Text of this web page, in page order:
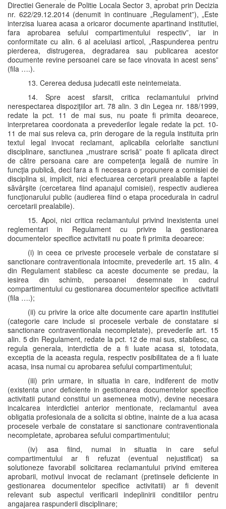
Directiei Generale de Politie Locala Sector 3, aprobat prin Decizia
nr. 622/29.12.2014 (denumit in continuare „Regulament”), „Este
interzisa luarea acasa a oricaror documente apartinand institutiei,
fara aprobarea sefului compartimentului respectiv”, iar in
conformitate cu alin. 6 al aceluiasi articol, „Raspunderea pentru
pierderea, distrugerea, degradarea sau publicarea acestor
documente revine persoanei care se face vinovata in acest sens”
(fila ….).
13. Cererea dedusa judecatii este neintemeiata.
14. Spre acest sfarsit, critica reclamantului privind
nerespectarea dispoziţiilor art. 78 alin. 3 din Legea nr. 188/1999,
redate la pct. 11 de mai sus, nu poate fi primita deoarece,
interpretarea coordonata a prevederilor legale redate la pct. 10-
11 de mai sus releva ca, prin derogare de la regula instituita prin
textul legal invocat reclamant, aplicabila celorlalte sanctiuni
disciplinare, sanctiunea „mustrare scrisă” poate fi aplicata direct
de către persoana care are competenţa legală de numire în
funcţia publică, deci fara a fi necesara o propunere a comisiei de
disciplina si, implicit, nici efectuarea cercetarii prealabile a faptei
săvârşite (cercetarea fiind apanajul comisiei), respectiv audierea
funcţionarului public (audierea fiind o etapa procedurala in cadrul
cercetarii prealabile).
15. Apoi, nici critica reclamantului privind inexistenta unei
reglementari in Regulament cu privire la gestionarea
documentelor specifice activitatii nu poate fi primita deoarece:
(i) in ceea ce priveste procesele verbale de constatare si
sanctionare contraventionala intocmite, prevederile art. 15 alin. 4
din Regulament stabilesc ca aceste documente se predau, la
iesirea din schimb, persoanei desemnate in cadrul
compartimentului cu gestionarea documentelor specifice activitatii
(fila ….);
(ii) cu privire la orice alte documente care apartin institutiei
(categorie care include si procesele verbale de constatare si
sanctionare contraventionala necompletate), prevederile art. 15
alin. 5 din Regulament, redate la pct. 12 de mai sus, stabilesc, ca
regula generala, interdictia de a fi luate acasa si, totodata,
exceptia de la aceasta regula, respectiv posibilitatea de a fi luate
acasa, insa numai cu aprobarea sefului compartimentului;
(iii) prin urmare, in situatia in care, indiferent de motiv
(existenta unor deficiente in gestionarea documentelor specifice
activitatii putand constitui un asemenea motiv), devine necesara
incalcarea interdictiei anterior mentionate, reclamantul avea
obligatia profesionala de a solicita si obtine, inainte de a lua acasa
procesele verbale de constatare si sanctionare contraventionala
necompletate, aprobarea sefului compartimentului;
(iv) asa fiind, numai in situatia in care seful
compartimentului ar fi refuzat (eventual nejustificat) sa
solutioneze favorabil solicitarea reclamantului privind emiterea
aprobarii, motivul invocat de reclamant (pretinsele deficiente in
gestionarea documentelor specifice activitatii) ar fi devenit
relevant sub aspectul verificarii indeplinirii conditiilor pentru
angajarea raspunderii disciplinare;